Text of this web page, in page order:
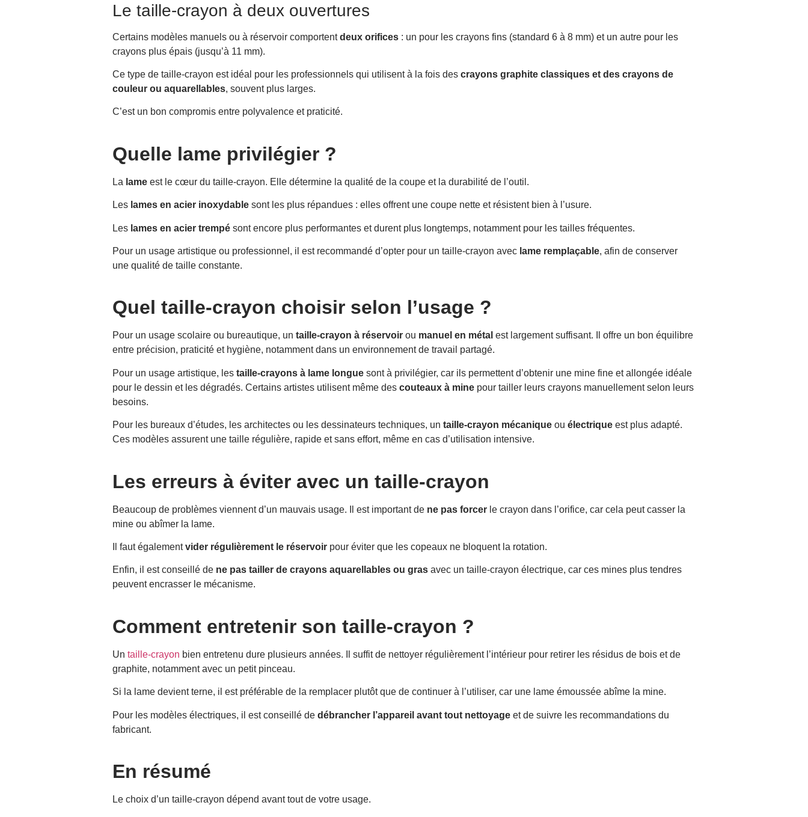
Le taille-crayon à deux ouvertures
Certains modèles manuels ou à réservoir comportentdeux orifices : un pour les crayons fins (standard 6 à 8 mm) et un autre pour les
crayons plus épais (jusqu’à 11 mm).
Ce type de taille-crayon est idéal pour les professionnels qui utilisent à la fois des crayons graphite classiques et des crayons de
couleur ou aquarellables, souvent plus larges.
C’est un bon compromis entre polyvalence et praticité.
Quelle lame privilégier ?
La lame est le cœur du taille-crayon. Elle détermine la qualité de la coupe et la durabilité de l’outil.
Les lames en acier inoxydable sont les plus répandues : elles offrent une coupe nette et résistent bien à l’usure.
Les lames en acier trempé sont encore plus performantes et durent plus longtemps, notamment pour les tailles fréquentes.
Pour un usage artistique ou professionnel, il est recommandé d’opter pour un taille-crayon avec lame remplaçable, afin de conserver
une qualité de taille constante.
Quel taille-crayon choisir selon l’usage ?
Pour un usage scolaire ou bureautique, un taille-crayon à réservoir ou manuel en métal est largement suffisant. Il offre un bon équilibre
entre précision, praticité et hygiène, notamment dans un environnement de travail partagé.
Pour un usage artistique, les taille-crayons à lame longue sont à privilégier, car ils permettent d’obtenir une mine fine et allongée idéale
pour le dessin et les dégradés. Certains artistes utilisent même des couteaux à mine pour tailler leurs crayons manuellement selon leurs
besoins.
Pour les bureaux d’études, les architectes ou les dessinateurs techniques, un taille-crayon mécanique ou électrique est plus adapté.
Ces modèles assurent une taille régulière, rapide et sans effort, même en cas d’utilisation intensive.
Les erreurs à éviter avec un taille-crayon
Beaucoup de problèmes viennent d’un mauvais usage. Il est important de ne pas forcer le crayon dans l’orifice, car cela peut casser la
mine ou abîmer la lame.
Il faut égalementvider régulièrement le réservoir pour éviter que les copeaux ne bloquent la rotation.
Enfin, il est conseillé de ne pas tailler de crayons aquarellables ou gras avec un taille-crayon électrique, car ces mines plus tendres
peuvent encrasser le mécanisme.
Comment entretenir son taille-crayon ?
Un taille-crayon bien entretenu dure plusieurs années. Il suffit de nettoyer régulièrement l’intérieur pour retirer les résidus de bois et de
graphite, notamment avec un petit pinceau.
Si la lame devient terne, il est préférable de la remplacer plutôt que de continuer à l’utiliser, car une lame émoussée abîme la mine.
Pour les modèles électriques, il est conseillé de débrancher l’appareil avant tout nettoyage et de suivre les recommandations du
fabricant.
En résumé
Le choix d’un taille-crayon dépend avant tout de votre usage.